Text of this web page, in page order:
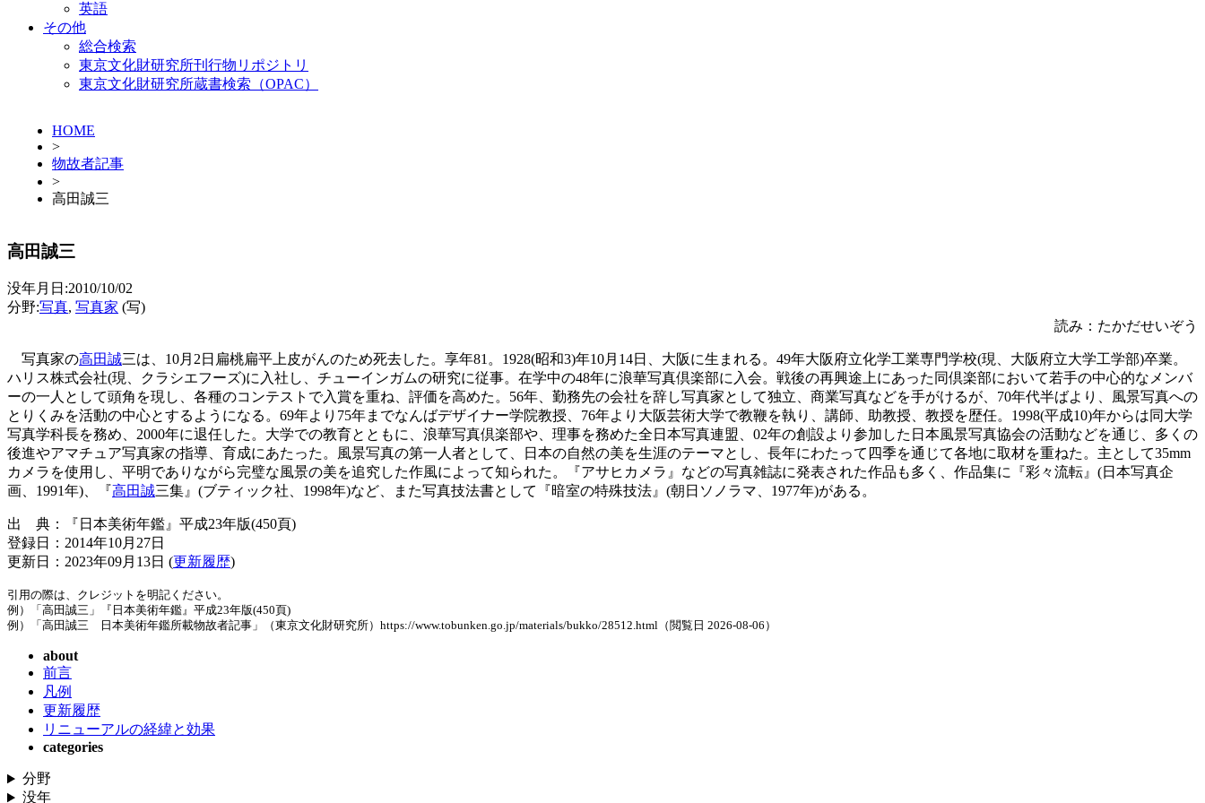
英語
その他
総合検索
東京文化財研究所刊行物リポジトリ
東京文化財研究所蔵書検索（OPAC）
HOME
>
物故者記事
>
高田誠三
高田誠三
没年月日:2010/10/02
分野:写真, 写真家 (写)
読み：たかだせいぞう
写真家の高田誠三は、10月2日扁桃扁平上皮がんのため死去した。享年81。1928(昭和3)年10月14日、大阪に生まれる。49年大阪府立化学工業専門学校(現、大阪府立大学工学部)卒業。
ハリス株式会社(現、クラシエフーズ)に入社し、チューインガムの研究に従事。在学中の48年に浪華写真倶楽部に入会。戦後の再興途上にあった同倶楽部において若手の中心的なメンバ
ーの一人として頭角を現し、各種のコンテストで入賞を重ね、評価を高めた。56年、勤務先の会社を辞し写真家として独立、商業写真などを手がけるが、70年代半ばより、風景写真への
とりくみを活動の中心とするようになる。69年より75年までなんばデザイナー学院教授、76年より大阪芸術大学で教鞭を執り、講師、助教授、教授を歴任。1998(平成10)年からは同大学
写真学科長を務め、2000年に退任した。大学での教育とともに、浪華写真倶楽部や、理事を務めた全日本写真連盟、02年の創設より参加した日本風景写真協会の活動などを通じ、多くの
後進やアマチュア写真家の指導、育成にあたった。風景写真の第一人者として、日本の自然の美を生涯のテーマとし、長年にわたって四季を通じて各地に取材を重ねた。主として35mm
カメラを使用し、平明でありながら完璧な風景の美を追究した作風によって知られた。『アサヒカメラ』などの写真雑誌に発表された作品も多く、作品集に『彩々流転』(日本写真企
画、1991年)、『高田誠三集』(ブティック社、1998年)など、また写真技法書として『暗室の特殊技法』(朝日ソノラマ、1977年)がある。
出 典：『日本美術年鑑』平成23年版(450頁)
登録日：2014年10月27日
更新日：2023年09月13日 (更新履歴)
引用の際は、クレジットを明記ください。
例）「高田誠三」『日本美術年鑑』平成23年版(450頁)
例）「高田誠三 日本美術年鑑所載物故者記事」（東京文化財研究所）https://www.tobunken.go.jp/materials/bukko/28512.html（閲覧日 2026-08-06）
about
前言
凡例
更新履歴
リニューアルの経緯と効果
categories
分野
没年